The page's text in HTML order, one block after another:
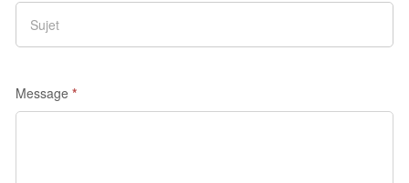
Message *